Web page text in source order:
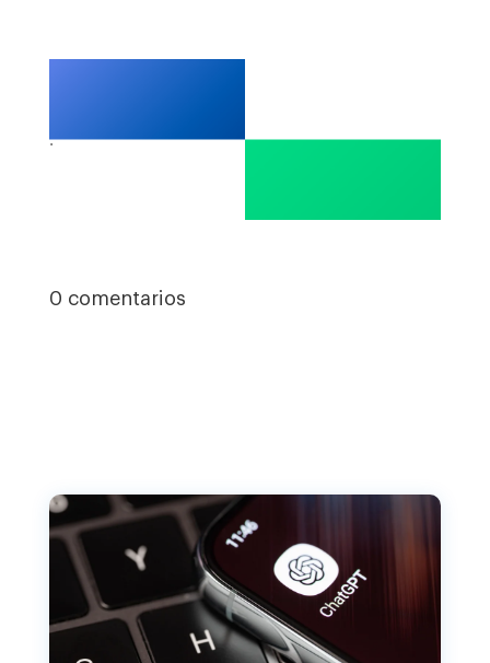
.
0 comentarios